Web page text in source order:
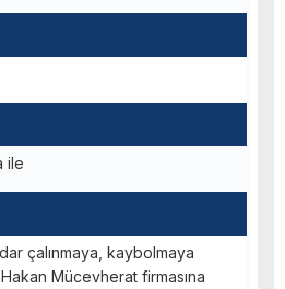
ile
çalınmaya, kaybolmaya
Mücevherat firmasına